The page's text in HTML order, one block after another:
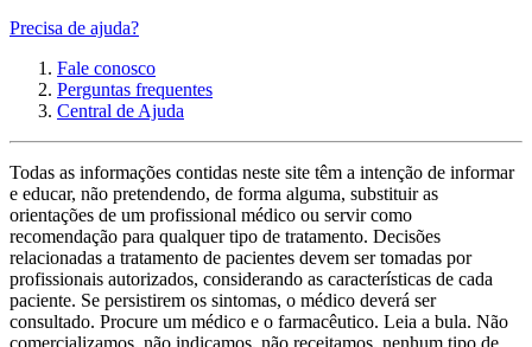
Precisa de ajuda?
Fale conosco
Perguntas frequentes
Central de Ajuda
Todas as informações contidas neste site têm a intenção de informar
e educar, não pretendendo, de forma alguma, substituir as
orientações de um profissional médico ou servir como
recomendação para qualquer tipo de tratamento. Decisões
relacionadas a tratamento de pacientes devem ser tomadas por
profissionais autorizados, considerando as características de cada
paciente. Se persistirem os sintomas, o médico deverá ser
consultado. Procure um médico e o farmacêutico. Leia a bula. Não